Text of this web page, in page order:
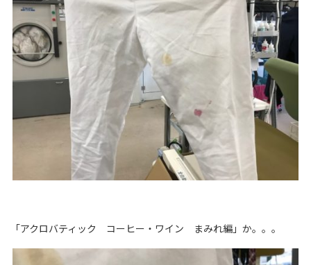
「アクロバティック コーヒー・ワイン まみれ編」か。。。